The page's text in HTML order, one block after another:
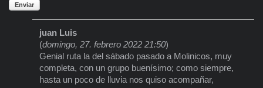
Enviar
juan Luis
(domingo, 27. febrero 2022 21:50)
Genial ruta la del sábado pasado a Molinicos, muy
completa, con un grupo buenísimo; como siempre,
hasta un poco de lluvia nos quiso acompañar,